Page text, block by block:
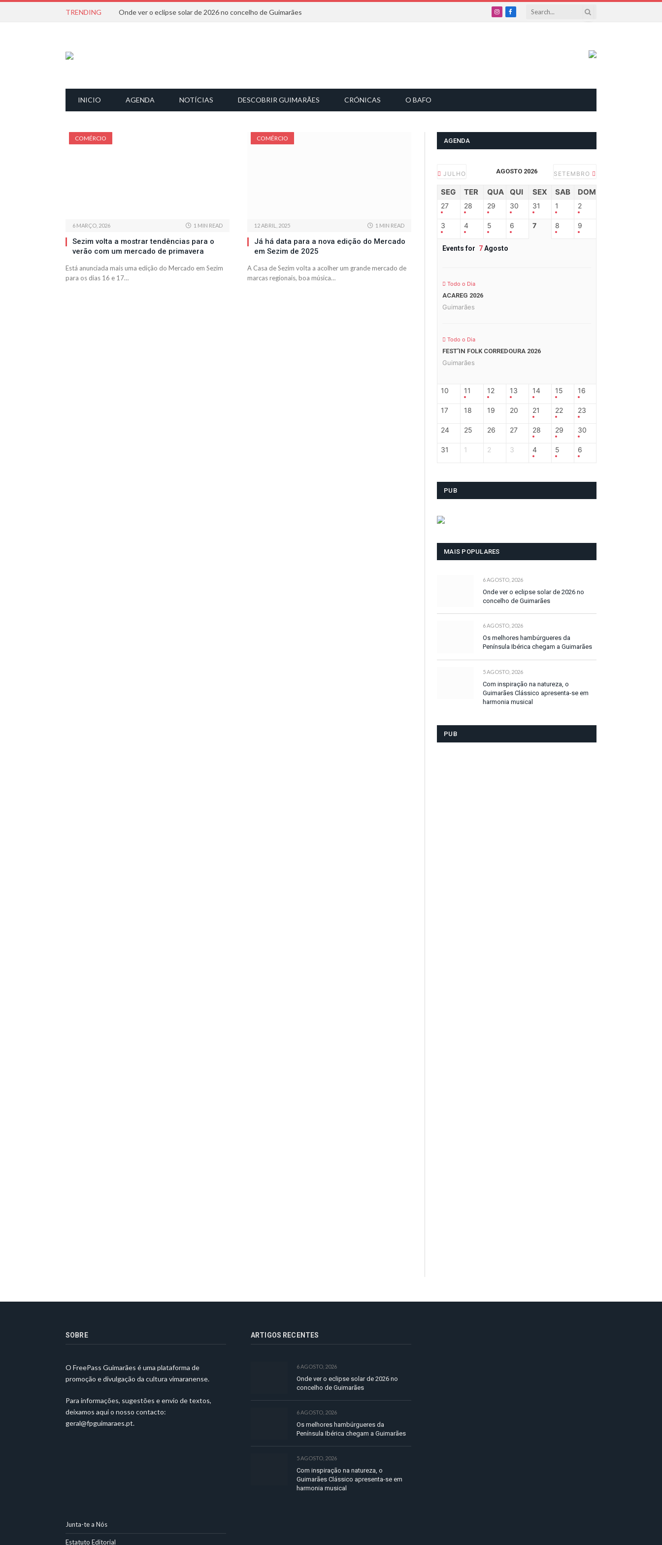
TRENDING Onde ver o eclipse solar de 2026 no concelho de Guimarães
InstagramFacebook
INICIO AGENDA NOTÍCIAS DESCOBRIR GUIMARÃES CRÓNICAS O BAFO
COMÉRCIO
6 MARÇO, 2026 1 MIN READ
Sezim volta a mostrar tendências para o
verão com um mercado de primavera
Está anunciada mais uma edição do Mercado em Sezim
para os dias 16 e 17…
COMÉRCIO
12 ABRIL, 2025 1 MIN READ
Já há data para a nova edição do Mercado
em Sezim de 2025
A Casa de Sezim volta a acolher um grande mercado de
marcas regionais, boa música…
AGENDA
JULHO AGOSTO 2026 SETEMBRO
SEG TER QUA QUI SEX SAB DOM
27 28 29 30 31 1 2
3 4 5 6 7 8 9
Events for 7Agosto
Todo o Dia
ACAREG 2026
Guimarães
Todo o Dia
FEST’IN FOLK CORREDOURA 2026
Guimarães
10 11 12 13 14 15 16
17 18 19 20 21 22 23
24 25 26 27 28 29 30
31 1 2 3 4 5 6
PUB
MAIS POPULARES
6 AGOSTO, 2026
Onde ver o eclipse solar de 2026 no
concelho de Guimarães
6 AGOSTO, 2026
Os melhores hambúrgueres da
Península Ibérica chegam a Guimarães
5 AGOSTO, 2026
Com inspiração na natureza, o
Guimarães Clássico apresenta-se em
harmonia musical
PUB
SOBRE
O FreePass Guimarães é uma plataforma de
promoção e divulgação da cultura vimaranense.
Para informações, sugestões e envio de textos,
deixamos aqui o nosso contacto:
geral@fpguimaraes.pt.
ARTIGOS RECENTES
6 AGOSTO, 2026
Onde ver o eclipse solar de 2026 no
concelho de Guimarães
6 AGOSTO, 2026
Os melhores hambúrgueres da
Península Ibérica chegam a Guimarães
5 AGOSTO, 2026
Com inspiração na natureza, o
Guimarães Clássico apresenta-se em
harmonia musical
Junta-te a Nós
Estatuto Editorial